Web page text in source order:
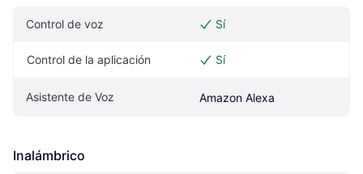
Control de voz Sí
Control de la aplicación Sí
Asistente de Voz Amazon Alexa
Inalámbrico